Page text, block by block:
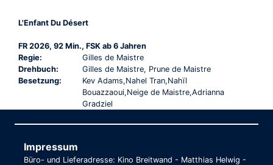
L'Enfant Du Désert
FR 2026, 92 Min., FSK ab 6 Jahren
Regie:
Gilles de Maistre
Drehbuch:
Gilles de Maistre, Prune de Maistre
Besetzung:
Kev Adams,Nahel Tran,Nahïl
Bouazzaoui,Neige de Maistre,Adrianna
Gradziel
Impressum
Büro- und Lieferadresse: Kino Breitwand - Matthias Helwig -